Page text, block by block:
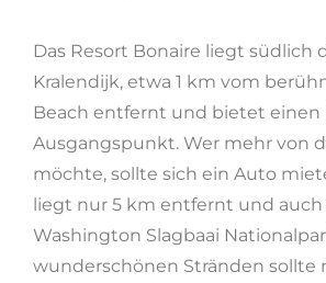
Das Resort Bonaire liegt südlich
Kralendijk, etwa 1 km vom
Beach entfernt und bietet einen
Ausgangspunkt. Wer mehr von
möchte, sollte sich ein Auto
liegt nur 5 km entfernt und auch
Washington Slagbaai
wunderschönen Stränden sollte